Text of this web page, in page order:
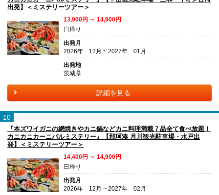
出発】＜ミステリーツアー＞
13,900円 ～ 14,900円
日帰り
出発月
2026年 12月 ~ 2027年 01月
出発地
茨城県
詳細を見る
10
『本ズワイガニの網焼きやカニ鍋などカニ料理満載７品全て食べ放題！
カニカニカーニバルミステリー』【那珂湊 月川観光駐車場・水戸出
発】＜ミステリーツアー＞
14,400円 ～ 14,900円
日帰り
出発月
2026年 12月 ~ 2027年 02月